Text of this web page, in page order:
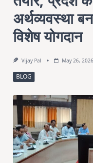
अर्थव्यवस्था
विशेष योगदान
Vijay Pal May 26, 2026
BLOG